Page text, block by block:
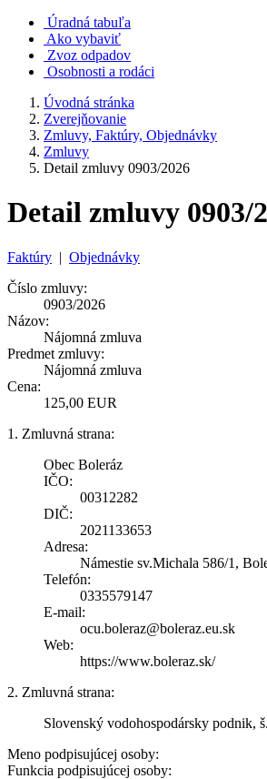
Úradná tabuľa
Ako vybaviť
Zvoz odpadov
Osobnosti a rodáci
Úvodná stránka
Zverejňovanie
Zmluvy, Faktúry, Objednávky
Zmluvy
Detail zmluvy 0903/2026
Detail zmluvy 0903/
Faktúry | Objednávky
Číslo zmluvy:
0903/2026
Názov:
Nájomná zmluva
Predmet zmluvy:
Nájomná zmluva
Cena:
125,00 EUR
1. Zmluvná strana:
Obec Boleráz
IČO:
00312282
DIČ:
2021133653
Adresa:
Námestie sv.Michala 586/1,
Telefón:
0335579147
E-mail:
ocu.boleraz@boleraz.eu.sk
Web:
https://www.boleraz.sk/
2. Zmluvná strana:
Slovenský vodohospodársky podnik,
Meno podpisujúcej osoby:
Funkcia podpisujúcej osoby: